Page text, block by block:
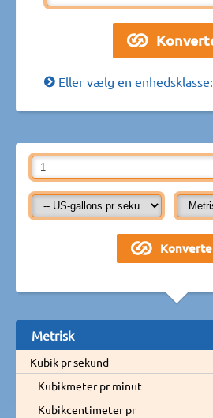
Eller vælg en enhedsklasse:
Metrisk
Kubik pr sekund
Kubikmeter pr minut
Kubikcentimeter pr